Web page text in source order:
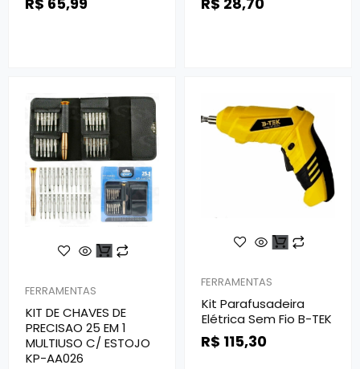
FERRAMENTAS
KIT DE CHAVES DE
PRECISAO 25 EM 1
MULTIUSO C/ ESTOJO
KP-AA026
FERRAMENTAS
Kit Parafusadeira
Elétrica Sem Fio B-TEK
R$ 115,30